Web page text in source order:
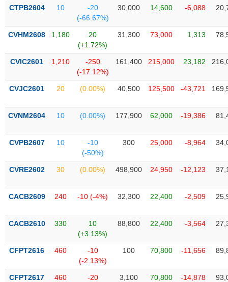
CTPB2604 10
-20
(-66.67%)
30,000 14,600 -6,088
CVHM2608 1,180
20
(+1.72%)
31,300 73,000 1,313
CVIC2601 1,210
-250
(-17.12%)
161,400 215,000 23,182
CVJC2601 20 (0.00%) 40,500 125,500 -43,721
CVNM2604 10 (0.00%) 177,900 62,000 -19,386
CVPB2607 10
-10
(-50%)
300 25,000 -8,964
CVRE2602 30 (0.00%) 498,900 24,950 -12,123
CACB2609 240 -10 (-4%) 32,300 22,400 -2,509
CACB2610 330
10
(+3.13%)
88,800 22,400 -3,564
CFPT2616 460
-10
(-2.13%)
100 70,800 -11,656
CFPT2617 460
-20
3,100 70,800 -14,878
BẤT
ĐỘNG
chứng
khoán
Tất cả Cổ phiếu Chỉ số Chứng chỉ quỹ Chứng
Lãnh
(-)
tức
(-)
của